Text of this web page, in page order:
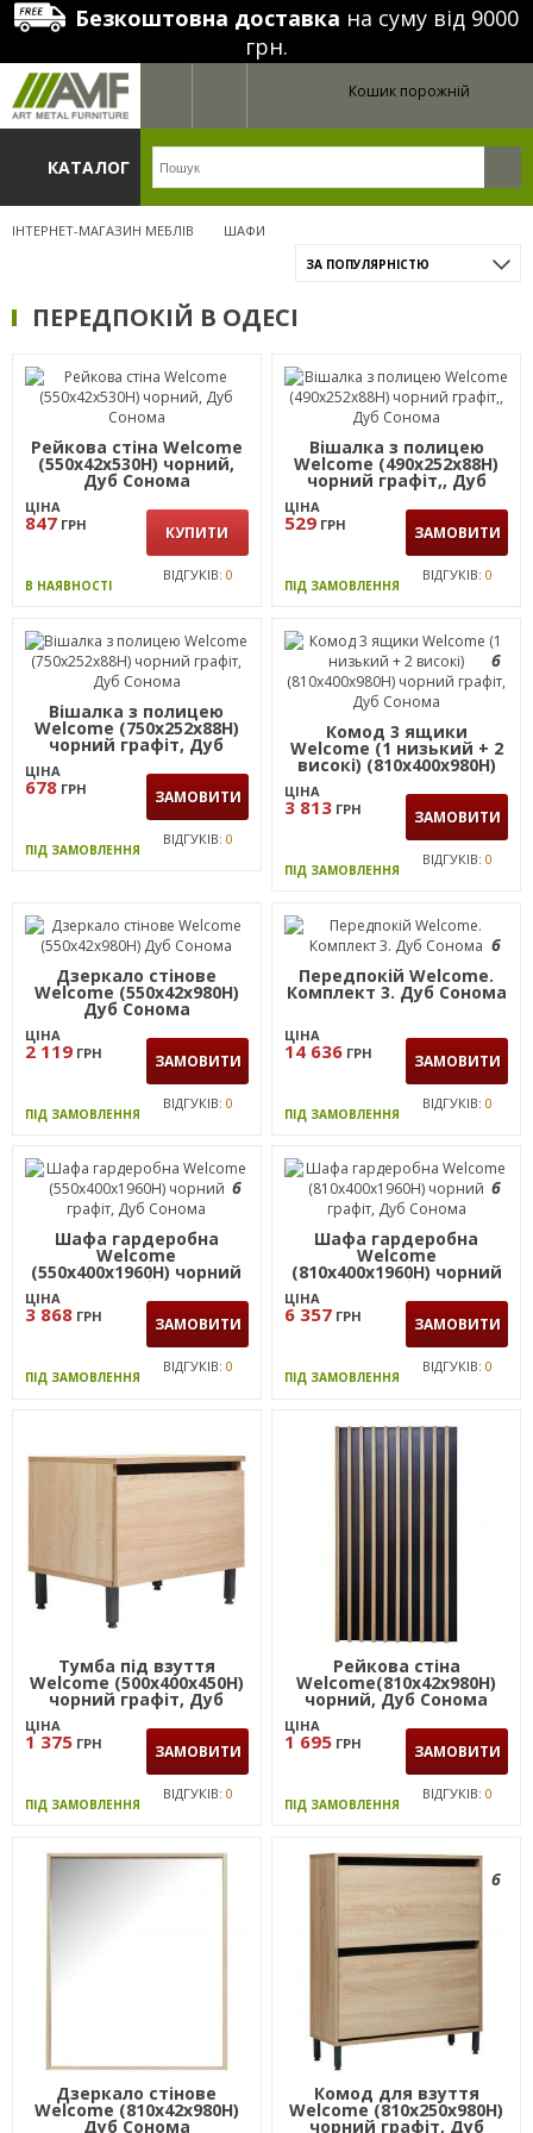
Безкоштовна доставка на суму від 9000
грн.
Кошик порожній
КАТАЛОГ
ІНТЕРНЕТ-МАГАЗИН МЕБЛІВ ШАФИ
ЗА ПОПУЛЯРНІСТЮ
ПЕРЕДПОКІЙ В ОДЕСІ
Рейкова стіна Welcome
(550х42х530Н) чорний,
Дуб Сонома
ЦІНА
847 ГРН КУПИТИ
В НАЯВНОСТІ
ВІДГУКІВ: 0
Вішалка з полицею
Welcome (490х252х88Н)
чорний графіт,, Дуб
Сонома
ЦІНА
529 ГРН ЗАМОВИТИ
ПІД ЗАМОВЛЕННЯ
ВІДГУКІВ: 0
Вішалка з полицею
Welcome (750х252х88Н)
чорний графіт, Дуб
Сонома
ЦІНА
678 ГРН ЗАМОВИТИ
ПІД ЗАМОВЛЕННЯ
ВІДГУКІВ: 0
6
Комод 3 ящики
Welcome (1 низький + 2
високі) (810х400х980Н)
чорний графіт, Дуб
Сонома
ЦІНА
3 813 ГРН ЗАМОВИТИ
ПІД ЗАМОВЛЕННЯ
ВІДГУКІВ: 0
Дзеркало стінове
Welcome (550х42х980Н)
Дуб Сонома
ЦІНА
2 119 ГРН ЗАМОВИТИ
ПІД ЗАМОВЛЕННЯ
ВІДГУКІВ: 0
6
Передпокій Welcome.
Комплект 3. Дуб Сонома
ЦІНА
14 636 ГРН ЗАМОВИТИ
ПІД ЗАМОВЛЕННЯ
ВІДГУКІВ: 0
6
Шафа гардеробна
Welcome
(550х400х1960Н) чорний
графіт, Дуб Сонома
ЦІНА
3 868 ГРН ЗАМОВИТИ
ПІД ЗАМОВЛЕННЯ
ВІДГУКІВ: 0
6
Шафа гардеробна
Welcome
(810х400х1960Н) чорний
графіт, Дуб Сонома
ЦІНА
6 357 ГРН ЗАМОВИТИ
ПІД ЗАМОВЛЕННЯ
ВІДГУКІВ: 0
Тумба під взуття
Welcome (500х400х450Н)
чорний графіт, Дуб
Сонома
ЦІНА
1 375 ГРН ЗАМОВИТИ
ПІД ЗАМОВЛЕННЯ
ВІДГУКІВ: 0
Рейкова стіна
Welcome(810х42х980Н)
чорний, Дуб Сонома
ЦІНА
1 695 ГРН ЗАМОВИТИ
ПІД ЗАМОВЛЕННЯ
ВІДГУКІВ: 0
Дзеркало стінове
Welcome (810х42х980Н)
Дуб Сонома
6
Комод для взуття
Welcome (810х250х980Н)
чорний графіт, Дуб